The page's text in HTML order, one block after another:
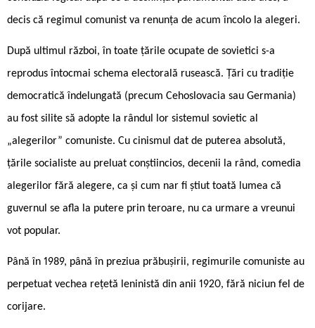
decis că regimul comunist va renunța de acum încolo la alegeri.
După ultimul război, în toate țările ocupate de sovietici s-a
reprodus întocmai schema electorală rusească. Țări cu tradiție
democratică îndelungată (precum Cehoslovacia sau Germania)
au fost silite să adopte la rândul lor sistemul sovietic al
„alegerilor” comuniste. Cu cinismul dat de puterea absolută,
țările socialiste au preluat conștiincios, decenii la rând, comedia
alegerilor fără alegere, ca și cum nar fi știut toată lumea că
guvernul se afla la putere prin teroare, nu ca urmare a vreunui
vot popular.
Până în 1989, până în preziua prăbușirii, regimurile comuniste au
perpetuat vechea rețetă leninistă din anii 1920, fără niciun fel de
corijare.